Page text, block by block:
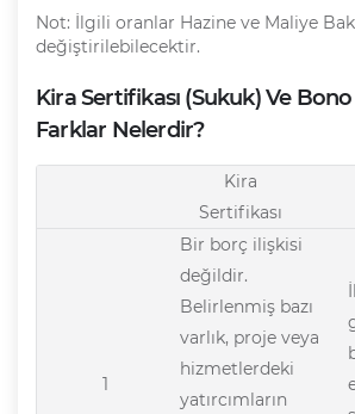
Not: İlgili oranlar Hazine ve Maliye
değiştirilebilecektir.
Kira Sertifikası (Sukuk) Ve
Farklar Nelerdir?
Kira
Sertifikası
1
Bir borç ilişkisi
değildir.
Belirlenmiş bazı
varlık, proje veya
hizmetlerdeki
yatırcımların